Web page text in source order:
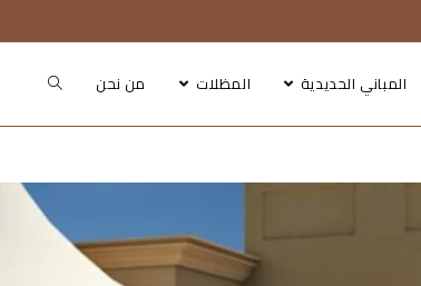
المباني الحديدية المظلات من نحن